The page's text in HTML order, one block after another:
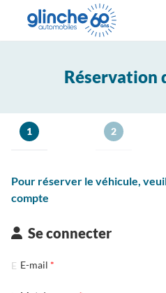
Réservation
1 2
Pour réserver le véhicule,
compte
Se connecter
E-mail